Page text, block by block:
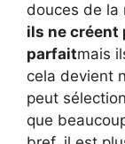
douces de la
ils ne créent
parfaitmais
cela devient
peut
que